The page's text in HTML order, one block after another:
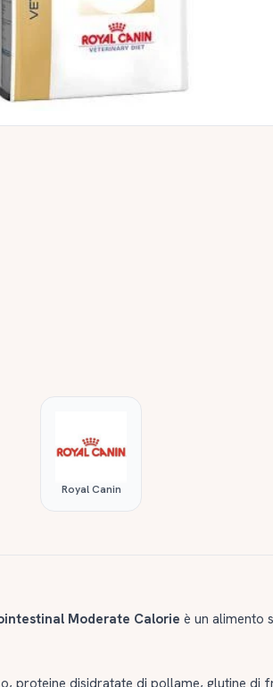
Royal Canin
Moderate Calorie è un alimento